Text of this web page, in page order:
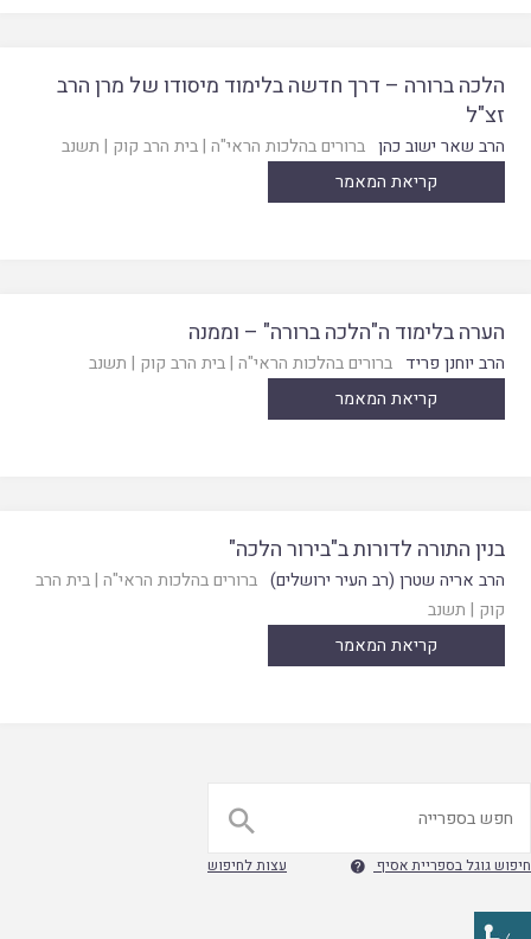
הלכה ברורה – דרך חדשה בלימוד מיסודו של מרן הרב
זצ"ל
הרב שאר ישוב כהן ברורים בהלכות הראי"ה |בית הרב קוק | תשנב
קריאת המאמר
הערה בלימוד ה"הלכה ברורה" – וממנה
הרב יוחנן פריד ברורים בהלכות הראי"ה |בית הרב קוק | תשנב
קריאת המאמר
בנין התורה לדורות ב"בירור הלכה"
הרב אריה שטרן (רב העיר ירושלים) ברורים בהלכות הראי"ה |בית הרב
קוק | תשנב
קריאת המאמר

חיפוש גוגל בספריית אסיף  עצות לחיפוש